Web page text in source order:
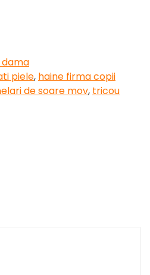
piele, haine firma copii
de soare mov, tricou